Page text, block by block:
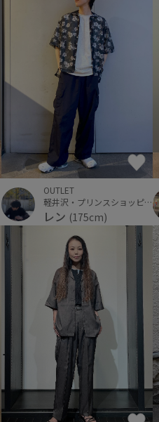
OUTLET
軽井沢・プリンスショッピングプラザ
レン (175cm)